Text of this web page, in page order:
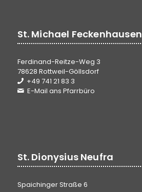
St. Michael Feckenhausen
Ferdinand-Reitze-Weg 3
78628 Rottweil-Göllsdorf
+49 741 21 83 3
E-Mail ans Pfarrbüro
St. Dionysius Neufra
Spaichinger Straße 6